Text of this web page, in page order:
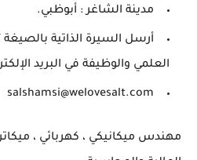
مدينة الشاغر : أبوظبي.
العلمي والوظيفة في البريد
salshamsi@welovesalt.com
مهندس ميكانيكي ، كهربائي ،